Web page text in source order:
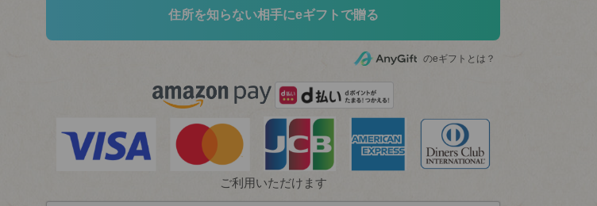
住所を知らない相手にeギフトで贈る
のeギフトとは？
ご利用いただけます